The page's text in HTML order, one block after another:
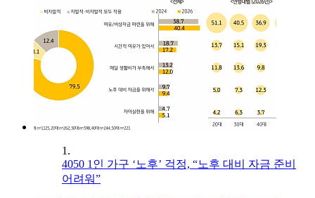
1.
4050 1인 가구 ‘노후’ 걱정, “노후 대비 자금 준비
어려워”